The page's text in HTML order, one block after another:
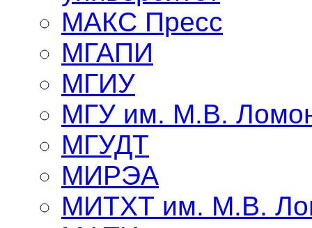
МАКС Пресс
МГАПИ
МГИУ
МГУ им. М.В.
МГУДТ
МИРЭА
МИТХТ им. М.В.